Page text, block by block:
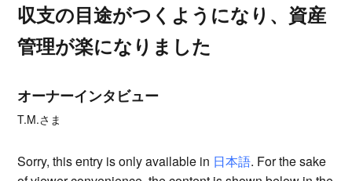
収支の目途がつくようになり、資産
管理が楽になりました
オーナーインタビュー
T.M.さま
Sorry, this entry is only available in 日本語. For the sake